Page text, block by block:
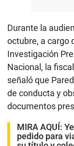
Durante la
octubre, a cargo
Investigación
Nacional, la
señaló que
de conducta y
documentos
MIRA AQUÍ:
pedido para